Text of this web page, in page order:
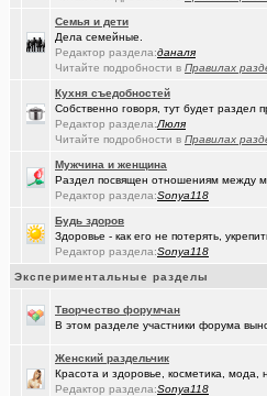
Ремонт квартир омск отзывы.
Автофлудилка(Гормон р..)
Betatransfer.net - прием платежей для
Владимир Шандриков(Александ..)
7я.ТВ и Я.ru (Омские кабельные сети)
Ищу Маяк 205(Александ..)
Доколе!?(Моеимяза..)
Автоматизация домашнего учета
Алтайский мед - в помощь здоровью!
Семья и дети
Дела семейные.
Редактор раздела:даналя
Читайте подробности в Правилах
Кухня съедобностей
Собственно говоря, тут будет раздел
Редактор раздела:Люля
Читайте подробности в Правилах
Мужчина и женщина
Раздел посвящен отношениям между
Редактор раздела:Sonya118
Будь здоров
Здоровье - как его не потерять,
Редактор раздела:Sonya118
Экспериментальные разделы
Творчество форумчан
В этом разделе участники форума
Женский раздельчик
Красота и здоровье, косметика, мода,
Редактор раздела:Sonya118